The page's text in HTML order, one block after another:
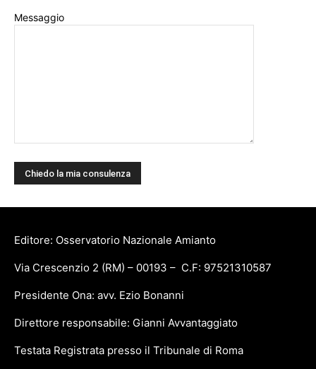
Messaggio
Editore: Osservatorio Nazionale Amianto
Via Crescenzio 2 (RM) – 00193 – C.F: 97521310587
Presidente Ona: avv. Ezio Bonanni
Direttore responsabile: Gianni Avvantaggiato
Testata Registrata presso il Tribunale di Roma